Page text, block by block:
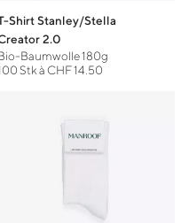
Shirt Stanley/Stella
2.0
Baumwolle 180g
Stk à CHF 14.50